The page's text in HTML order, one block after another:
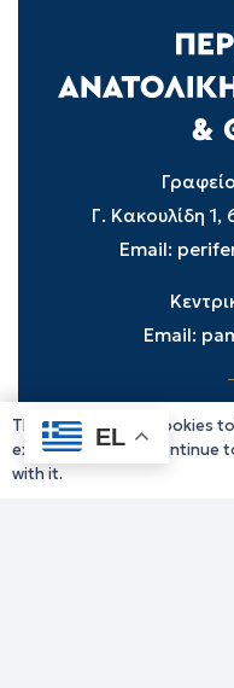
Γ. Κακουλίδη
Email:
Email:
EL
This website uses cookies
experience. If you continue
with it.